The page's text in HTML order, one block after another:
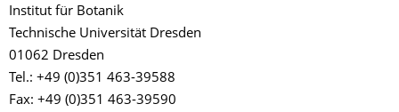
Institut für Botanik
Technische Universität Dresden
01062 Dresden
Tel.: +49 (0)351 463-39588
Fax: +49 (0)351 463-39590